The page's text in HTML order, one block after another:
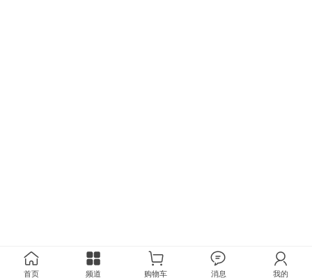
首页 频道 购物车 消息 我的